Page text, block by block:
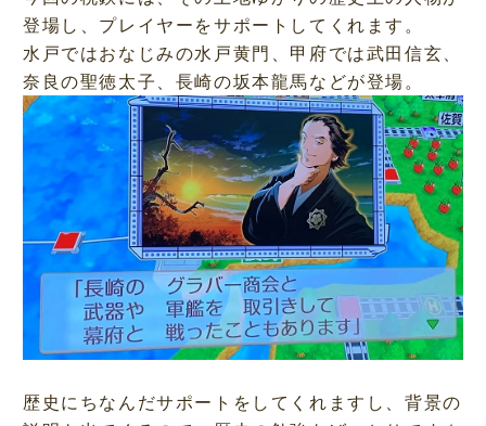
登場し、プレイヤーをサポートしてくれます。
水戸ではおなじみの水戸黄門、甲府では武田信玄、
奈良の聖徳太子、長崎の坂本龍馬などが登場。
歴史にちなんだサポートをしてくれますし、背景の